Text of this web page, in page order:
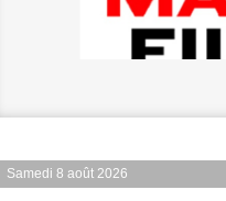
Samedi 8 août 2026